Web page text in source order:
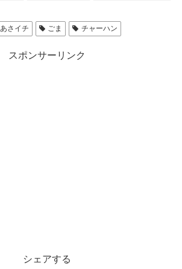
あさイチ ごま チャーハン
スポンサーリンク
シェアする